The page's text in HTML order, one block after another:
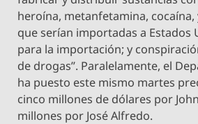
heroína, metanfetamina,
que serían importadas a Estados
para la importación; y
de drogas”. Paralelamente, el
ha puesto este mismo martes
cinco millones de dólares por
millones por José Alfredo.